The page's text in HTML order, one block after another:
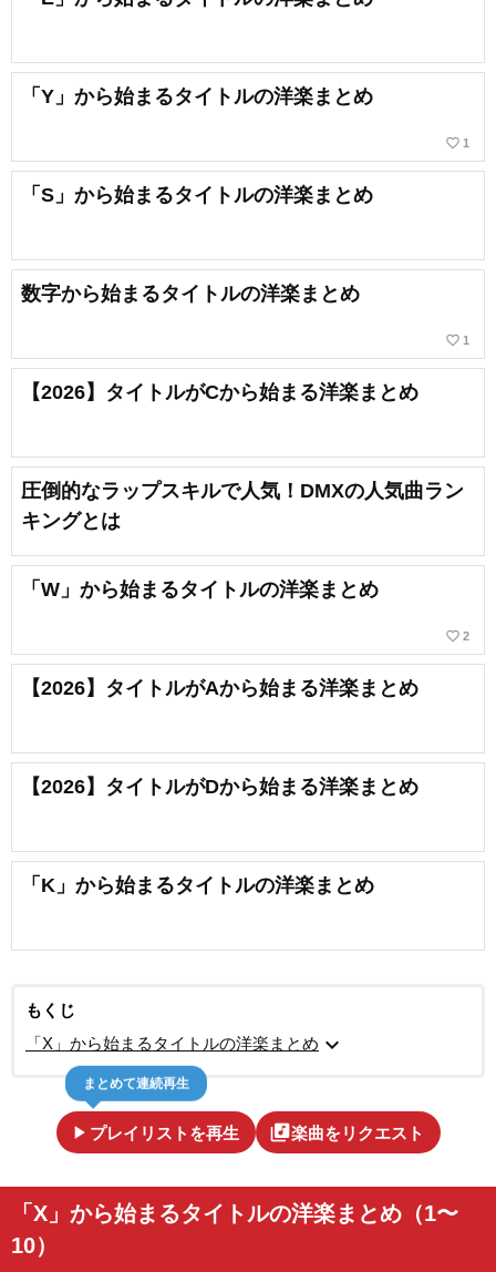
「Y」から始まるタイトルの洋楽まとめ
favorite_border 1
「S」から始まるタイトルの洋楽まとめ
数字から始まるタイトルの洋楽まとめ
favorite_border 1
【2026】タイトルがCから始まる洋楽まとめ
圧倒的なラップスキルで人気！DMXの人気曲ラン
キングとは
「W」から始まるタイトルの洋楽まとめ
favorite_border 2
【2026】タイトルがAから始まる洋楽まとめ
【2026】タイトルがDから始まる洋楽まとめ
「K」から始まるタイトルの洋楽まとめ
もくじ
「X」から始まるタイトルの洋楽まとめ expand_more
play_arrow プレイリストを再生
まとめて連続再生
library_music楽曲をリクエスト
「X」から始まるタイトルの洋楽まとめ（1〜
10）